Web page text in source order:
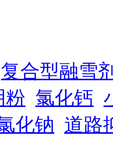
复合型融雪
粉 氯化钙
化钠 道路